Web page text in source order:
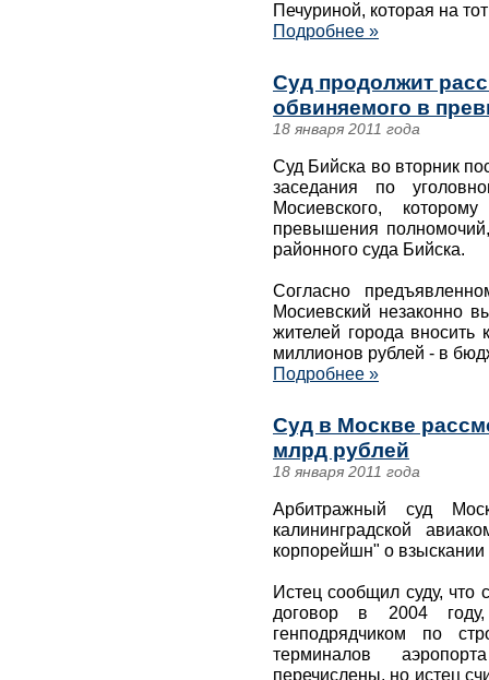
Печуриной, которая на тот
Подробнее »
Суд продолжит
обвиняемого в
18 января 2011 года
Суд Бийска во вторник
заседания по
Мосиевского,
превышения
районного суда Бийска.
Согласно
Мосиевский незаконно
жителей города
миллионов рублей - в
Подробнее »
Суд в Москве
млрд рублей
18 января 2011 года
Арбитражный суд
калининградской
корпорейшн" о
Истец сообщил суду,
договор в 2004
генподрядчиком по
терминалов
перечислены, но истец